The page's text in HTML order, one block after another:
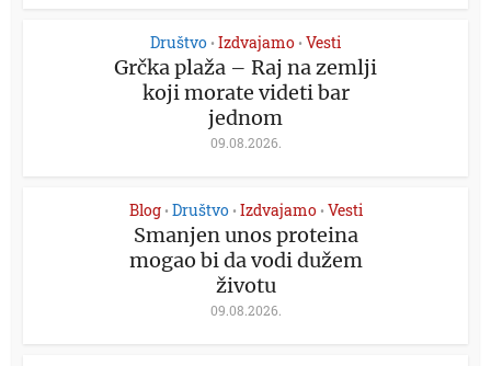
Društvo • Izdvajamo • Vesti
Grčka plaža – Raj na zemlji
koji morate videti bar
jednom
09.08.2026.
Blog • Društvo • Izdvajamo • Vesti
Smanjen unos proteina
mogao bi da vodi dužem
životu
09.08.2026.